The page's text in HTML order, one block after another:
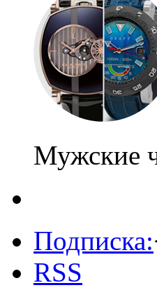
Мужские
Подписка:
RSS